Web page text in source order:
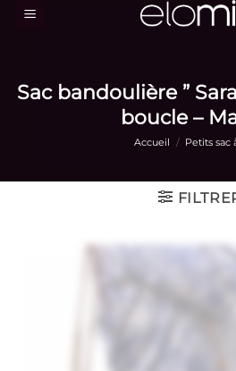
Passer
Sac bandoulière ”
boucle –
Accueil / Petits sac